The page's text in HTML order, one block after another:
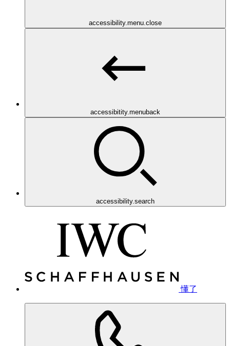
accessibility.menu.close
accessibitity.menuback
accessibility.search
懂了